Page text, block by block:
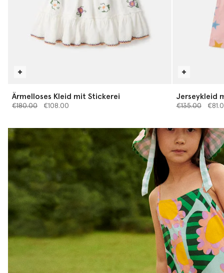
Ärmelloses Kleid mit Stickerei
Preis reduziert von
€180.00bis€108.00
Jerseykleid
Preis reduziert
€135.00bis